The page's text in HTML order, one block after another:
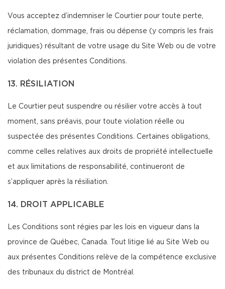
Vous acceptez d’indemniser le Courtier pour toute perte,
réclamation, dommage, frais ou dépense (y compris les frais
juridiques) résultant de votre usage du Site Web ou de votre
violation des présentes Conditions.
13. RÉSILIATION
Le Courtier peut suspendre ou résilier votre accès à tout
moment, sans préavis, pour toute violation réelle ou
suspectée des présentes Conditions. Certaines obligations,
comme celles relatives aux droits de propriété intellectuelle
et aux limitations de responsabilité, continueront de
s’appliquer après la résiliation.
14. DROIT APPLICABLE
Les Conditions sont régies par les lois en vigueur dans la
province de Québec, Canada. Tout litige lié au Site Web ou
aux présentes Conditions relève de la compétence exclusive
des tribunaux du district de Montréal.